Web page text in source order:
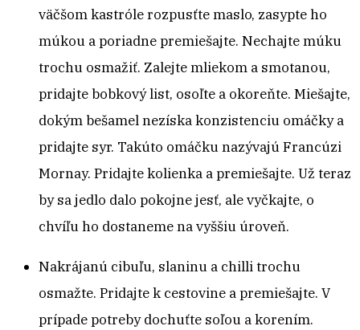
väčšom kastróle rozpusťte maslo, zasypte ho
múkou a poriadne premiešajte. Nechajte múku
trochu osmažiť. Zalejte mliekom a smotanou,
pridajte bobkový list, osoľte a okoreňte. Miešajte,
dokým bešamel nezíska konzistenciu omáčky a
pridajte syr. Takúto omáčku nazývajú Francúzi
Mornay. Pridajte kolienka a premiešajte. Už teraz
by sa jedlo dalo pokojne jesť, ale vyčkajte, o
chvíľu ho dostaneme na vyššiu úroveň.
Nakrájanú cibuľu, slaninu a chilli trochu
osmažte. Pridajte k cestovine a premiešajte. V
prípade potreby dochuťte soľou a korením.